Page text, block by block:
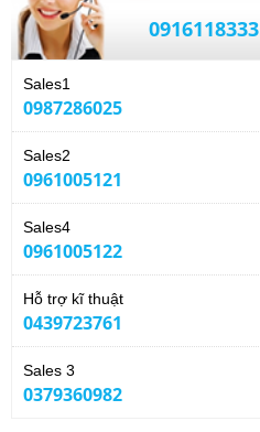
0916118333
Sales1
0987286025
Sales2
0961005121
Sales4
0961005122
Hỗ trợ kĩ thuật
0439723761
Sales 3
0379360982